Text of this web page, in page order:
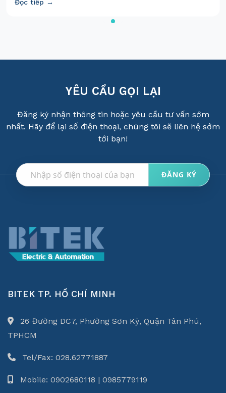
Đọc tiếp →
YÊU CẦU GỌI LẠI
Đăng ký nhận thông tin hoặc yêu cầu tư vấn sớm
nhất. Hãy để lại số điện thoại, chúng tôi sẽ liên hệ sớm
tới bạn!
BITEK TP. HỒ CHÍ MINH
26 Đường DC7, Phường Sơn Kỳ, Quận Tân Phú,
TPHCM
Tel/Fax: 028.62771887
Mobile: 0902680118 | 0985779119